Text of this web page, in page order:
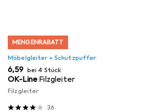
MENGENRABATT
Möbelgleiter + Schutzpuffer
EUR
6,59 bei 4 Stück
OK-Line Filzgleiter
Filzgleiter
36